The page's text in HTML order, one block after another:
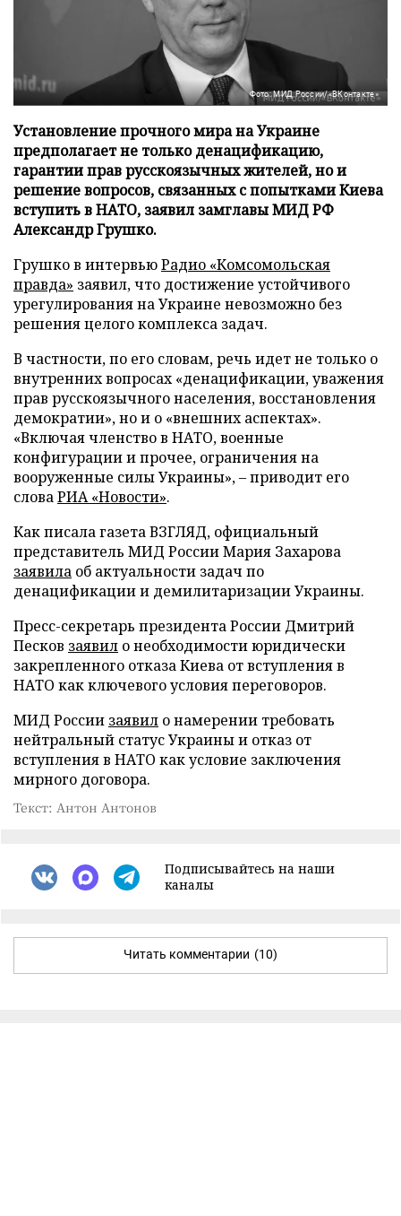
Фото: МИД России/«ВКонтакте»
Установление прочного мира на Украине
предполагает не только денацификацию,
гарантии прав русскоязычных жителей, но и
решение вопросов, связанных с попытками Киева
вступить в НАТО, заявил замглавы МИД РФ
Александр Грушко.
Грушко в интервьюРадио «Комсомольская
правда» заявил, что достижение устойчивого
урегулирования на Украине невозможно без
решения целого комплекса задач.
В частности, по его словам, речь идет не только о
внутренних вопросах «денацификации, уважения
прав русскоязычного населения, восстановления
демократии», но и о «внешних аспектах».
«Включая членство в НАТО, военные
конфигурации и прочее, ограничения на
вооруженные силы Украины», – приводит его
словаРИА «Новости».
Как писала газета ВЗГЛЯД, официальный
представитель МИД России Мария Захарова
заявила об актуальности задач по
денацификации и демилитаризации Украины.
Пресс-секретарь президента России Дмитрий
Песков заявил о необходимости юридически
закрепленного отказа Киева от вступления в
НАТО как ключевого условия переговоров.
МИД России заявил о намерении требовать
нейтральный статус Украины и отказ от
вступления в НАТО как условие заключения
мирного договора.
Текст: Антон Антонов
Подписывайтесь на наши
каналы
Читать комментарии (10)